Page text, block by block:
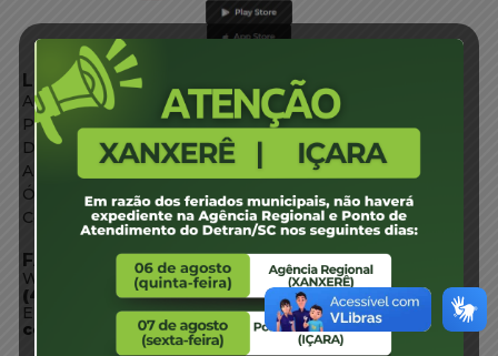
LINKS EXTERNOS
Agência de Notícias
Portal de Serviços
Diário Oficial
Acesso à Informação
Órgãos do Governo
Conheça SC
FALE CONOSCO
WhatsApp:
(48) 3664-1800
E-mail:
centraldeinformacoes@detran.sc.gov.br